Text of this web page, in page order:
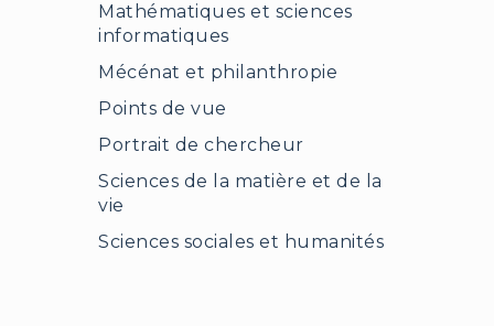
Mathématiques et sciences
informatiques
Mécénat et philanthropie
Points de vue
Portrait de chercheur
Sciences de la matière et de la
vie
Sciences sociales et humanités